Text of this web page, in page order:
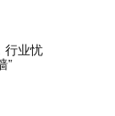
行业忧
”